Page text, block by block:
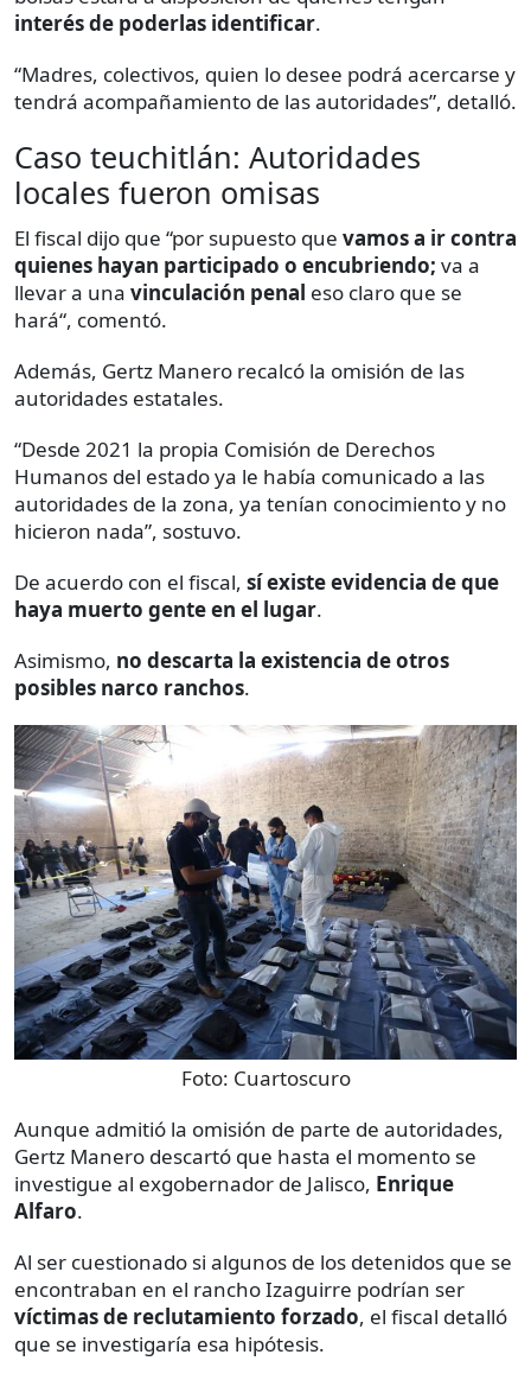
interés de poderlas identificar.
“Madres, colectivos, quien lo desee podrá acercarse y
tendrá acompañamiento de las autoridades”, detalló.
Caso teuchitlán: Autoridades
locales fueron omisas
El fiscal dijo que “por supuesto que vamos a ir contra
quienes hayan participado o encubriendo; va a
llevar a una vinculación penal eso claro que se
hará“, comentó.
Además, Gertz Manero recalcó la omisión de las
autoridades estatales.
“Desde 2021 la propia Comisión de Derechos
Humanos del estado ya le había comunicado a las
autoridades de la zona, ya tenían conocimiento y no
hicieron nada”, sostuvo.
De acuerdo con el fiscal, sí existe evidencia de que
haya muerto gente en el lugar.
Asimismo, no descarta la existencia de otros
posibles narco ranchos.
Foto: Cuartoscuro
Aunque admitió la omisión de parte de autoridades,
Gertz Manero descartó que hasta el momento se
investigue al exgobernador de Jalisco, Enrique
Alfaro.
Al ser cuestionado si algunos de los detenidos que se
encontraban en el rancho Izaguirre podrían ser
víctimas de reclutamiento forzado, el fiscal detalló
que se investigaría esa hipótesis.